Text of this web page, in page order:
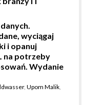
wyciągaj
i opanuj
na potrzeby
Wydanie
, Upom Malik,